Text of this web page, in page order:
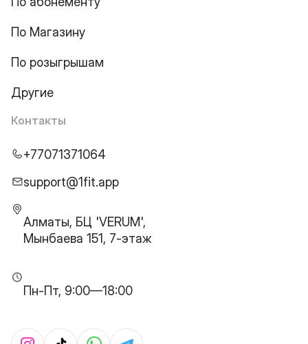
По Магазину
По розыгрышам
Другие
Контакты
+77071371064
support@1fit.app
Алматы, БЦ 'VERUM',
Мынбаева 151, 7-этаж
Пн-Пт, 9:00—18:00